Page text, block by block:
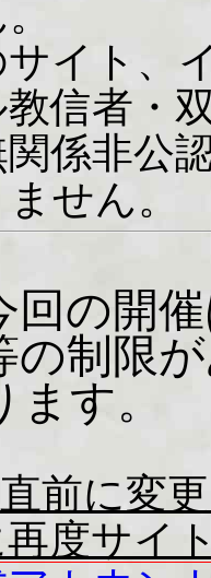
イト、
教信者・
関係非公
せん。
の開催
の制限
す。
前に変
度サイ